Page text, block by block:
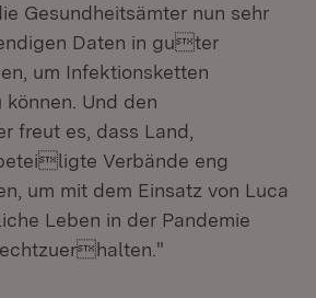
Gesundheitsämter nun sehr
Daten in guter
um Infektionsketten
Und den
freut es, dass Land,
Verbände eng
um mit dem Einsatz von Luca
Leben in der Pandemie